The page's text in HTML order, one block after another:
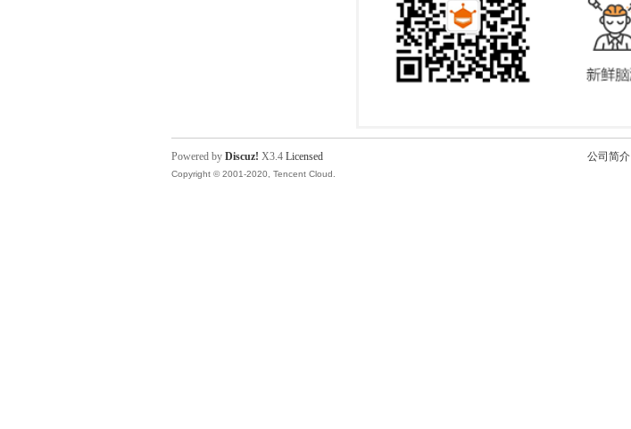
公司简介
Powered by Discuz! X3.4 Licensed
Copyright © 2001-2020, Tencent Cloud.